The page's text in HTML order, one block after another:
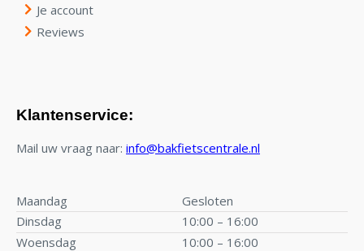
Je account
Reviews
Klantenservice:
Mail uw vraag naar: info@bakfietscentrale.nl
Maandag
Gesloten
Dinsdag
10:00 – 16:00
Woensdag
10:00 – 16:00